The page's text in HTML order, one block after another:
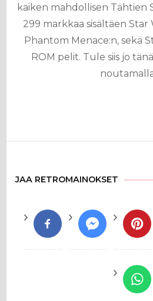
kaiken mahdollisen Tähtien
299 markkaa sisältäen Star
Phantom Menace:n, sekä
ROM pelit. Tule siis jo
JAA RETROMAINOKSET